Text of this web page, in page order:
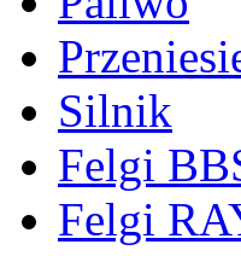
Silnik
Felgi
Felgi